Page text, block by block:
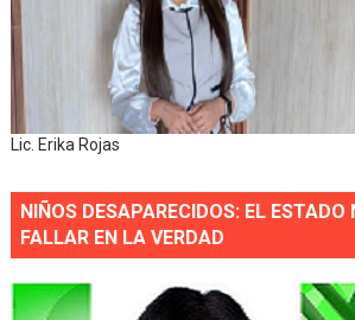
Lic. Erika Rojas
NIÑOS DESAPARECIDOS: EL ESTADO
FALLAR EN LA VERDAD